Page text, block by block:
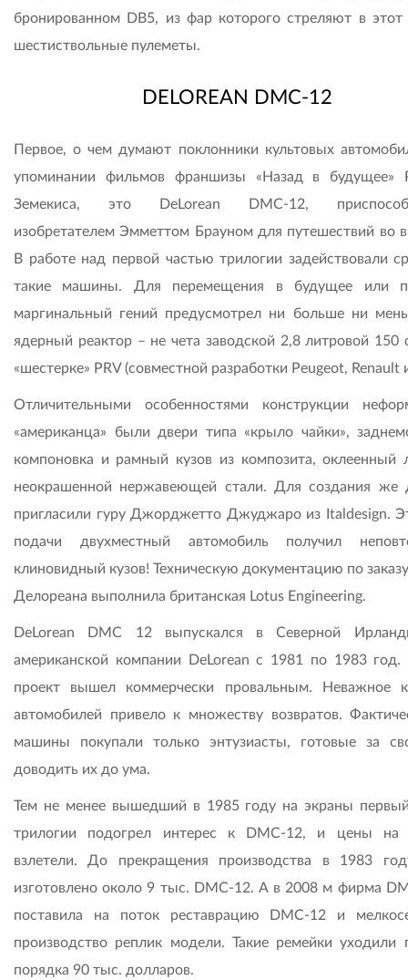
бронированном DB5, из фар которого стреляют в
шестиствольные пулеметы.
DELOREAN DMC-12
Первое, о чем думают поклонники культовых
упоминании фильмов франшизы «Назад в будущее»
Земекиса, это DeLorean DMC-12,
изобретателем Эмметтом Брауном для путешествий во
В работе над первой частью трилогии задействовали
такие машины. Для перемещения в будущее или
маргинальный гений предусмотрел ни больше ни
ядерный реактор – не чета заводской 2,8 литровой 150
«шестерке» PRV (совместной разработки Peugeot, Renault
Отличительными особенностями конструкции
«американца» были двери типа «крыло чайки»,
компоновка и рамный кузов из композита, оклеенный
неокрашенной нержавеющей стали. Для создания же
пригласили гуру Джорджетто Джуджаро из Italdesign.
подачи двухместный автомобиль получил
клиновидный кузов! Техническую документацию по
Делореана выполнила британская Lotus Engineering.
DeLorean DMC 12 выпускался в Северной
американской компании DeLorean с 1981 по 1983 год.
проект вышел коммерчески провальным. Неважное
автомобилей привело к множеству возвратов.
машины покупали только энтузиасты, готовые за
доводить их до ума.
Тем не менее вышедший в 1985 году на экраны
трилогии подогрел интерес к DMC-12, и цены на
взлетели. До прекращения производства в 1983
изготовлено около 9 тыс. DMC-12. А в 2008 м фирма
поставила на поток реставрацию DMC-12 и
производство реплик модели. Такие ремейки уходили
порядка 90 тыс. долларов.